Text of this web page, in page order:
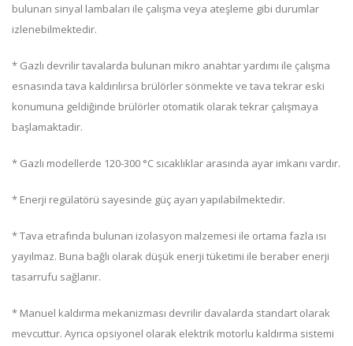
bulunan sinyal lambaları ile çalışma veya ateşleme gibi durumlar
izlenebilmektedir.
* Gazlı devrilir tavalarda bulunan mikro anahtar yardımı ile çalışma
esnasında tava kaldırılırsa brülörler sönmekte ve tava tekrar eski
konumuna geldiğinde brülörler otomatik olarak tekrar çalışmaya
başlamaktadir.
* Gazlı modellerde 120-300 °C sıcaklıklar arasında ayar imkanı vardır.
* Enerji regülatörü sayesinde güç ayarı yapılabilmektedir.
* Tava etrafında bulunan izolasyon malzemesi ile ortama fazla ısı
yayılmaz. Buna bağlı olarak düşük enerji tüketimi ile beraber enerji
tasarrufu sağlanır.
* Manuel kaldırma mekanizması devrilir davalarda standart olarak
mevcuttur. Ayrıca opsiyonel olarak elektrik motorlu kaldırma sistemi